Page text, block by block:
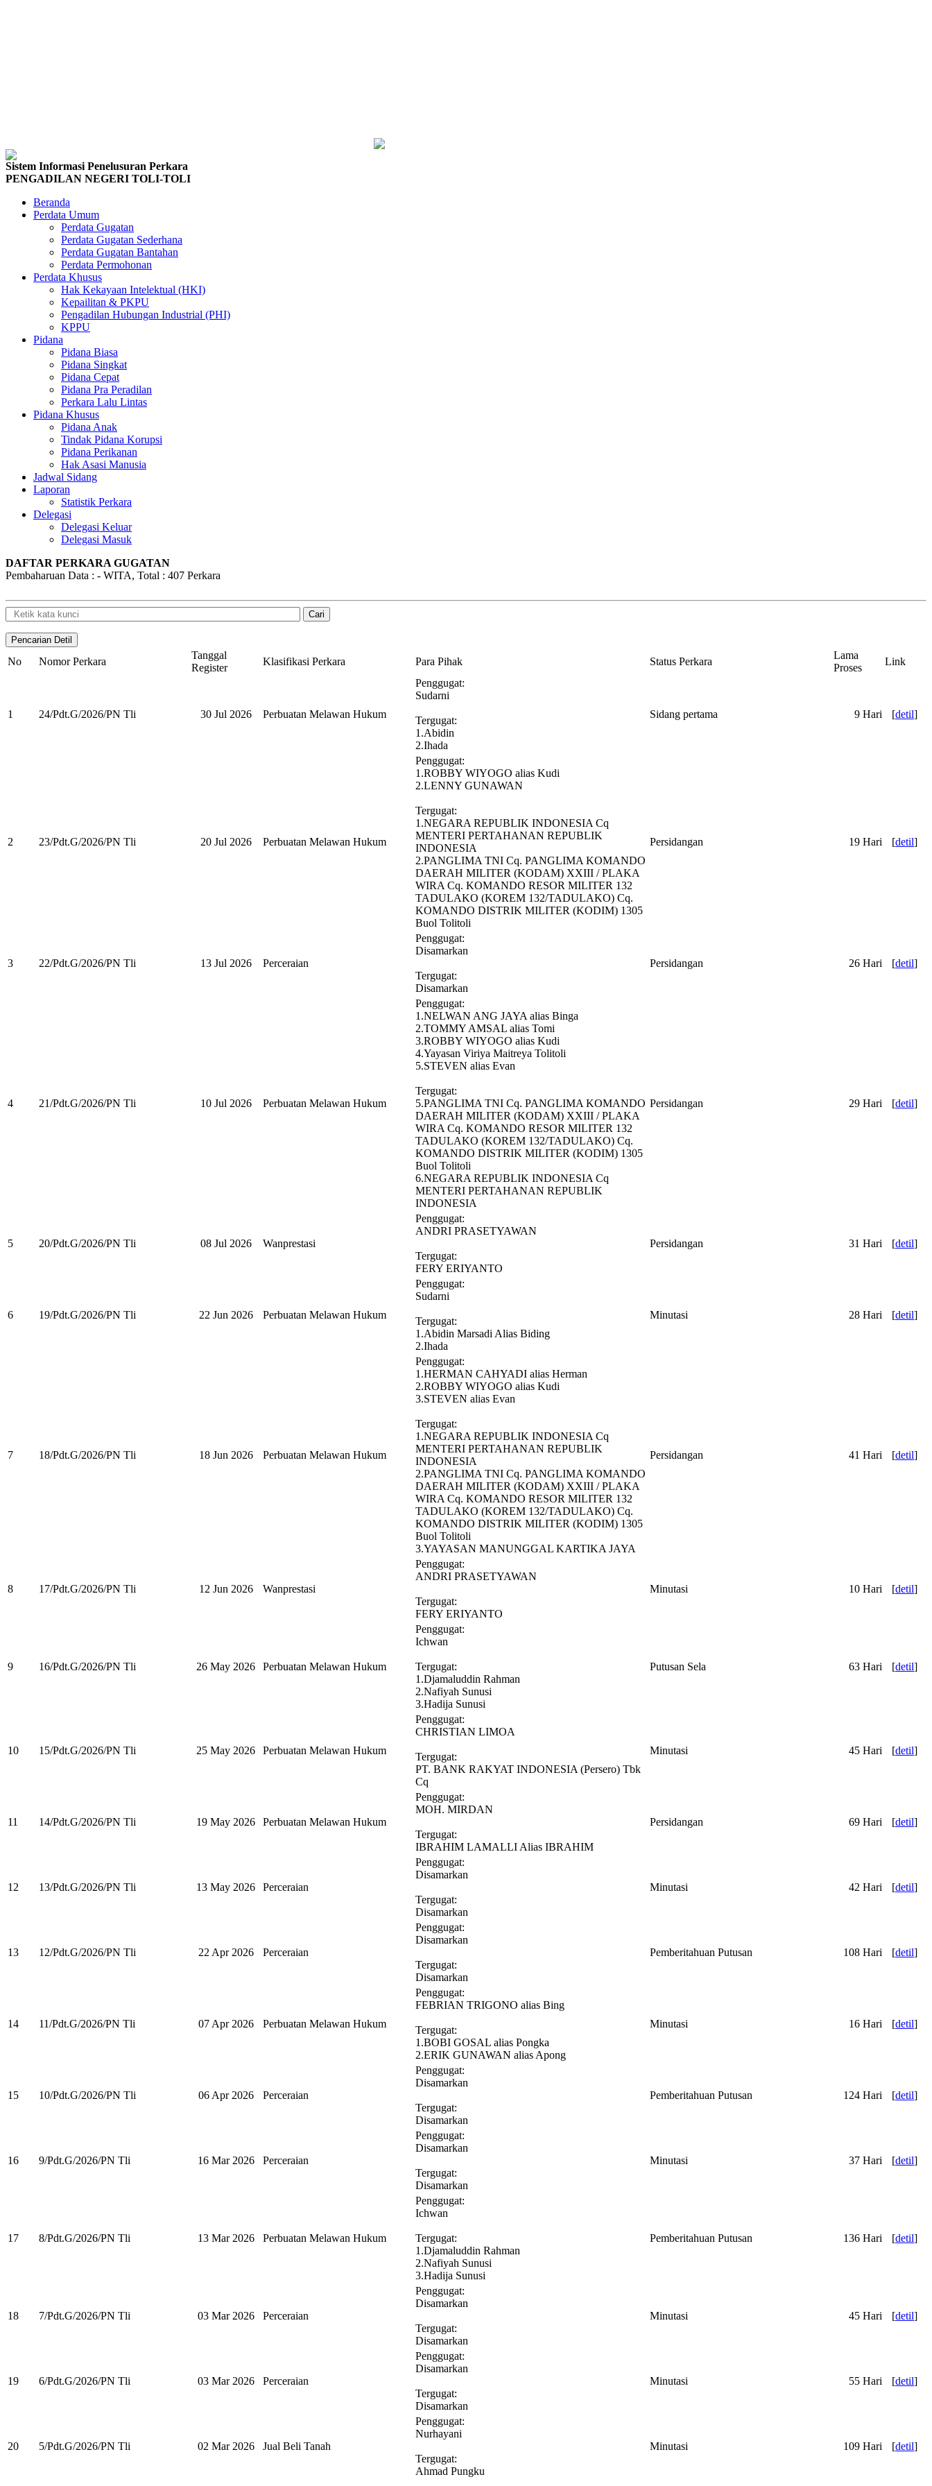
Sistem Informasi Penelusuran Perkara
PENGADILAN NEGERI TOLI-TOLI
Beranda
Perdata Umum
Perdata Gugatan
Perdata Gugatan Sederhana
Perdata Gugatan Bantahan
Perdata Permohonan
Perdata Khusus
Hak Kekayaan Intelektual (HKI)
Kepailitan & PKPU
Pengadilan Hubungan Industrial (PHI)
KPPU
Pidana
Pidana Biasa
Pidana Singkat
Pidana Cepat
Pidana Pra Peradilan
Perkara Lalu Lintas
Pidana Khusus
Pidana Anak
Tindak Pidana Korupsi
Pidana Perikanan
Hak Asasi Manusia
Jadwal Sidang
Laporan
Statistik Perkara
Delegasi
Delegasi Keluar
Delegasi Masuk
DAFTAR PERKARA GUGATAN
Pembaharuan Data : - WITA, Total : 407 Perkara
No Nomor Perkara
Tanggal
Register
Klasifikasi Perkara Para Pihak Status Perkara
Lama
Proses
Link
1 24/Pdt.G/2026/PN Tli 30 Jul 2026 Perbuatan Melawan Hukum
Penggugat:
Sudarni
Tergugat:
1.Abidin
2.Ihada
Sidang pertama 9 Hari [detil]
2 23/Pdt.G/2026/PN Tli 20 Jul 2026 Perbuatan Melawan Hukum
Penggugat:
1.ROBBY WIYOGO alias Kudi
2.LENNY GUNAWAN
Tergugat:
1.NEGARA REPUBLIK INDONESIA Cq
MENTERI PERTAHANAN REPUBLIK
INDONESIA
2.PANGLIMA TNI Cq. PANGLIMA KOMANDO
DAERAH MILITER (KODAM) XXIII / PLAKA
WIRA Cq. KOMANDO RESOR MILITER 132
TADULAKO (KOREM 132/TADULAKO) Cq.
KOMANDO DISTRIK MILITER (KODIM) 1305
Buol Tolitoli
Persidangan 19 Hari [detil]
3 22/Pdt.G/2026/PN Tli 13 Jul 2026 Perceraian
Penggugat:
Disamarkan
Tergugat:
Disamarkan
Persidangan 26 Hari [detil]
4 21/Pdt.G/2026/PN Tli 10 Jul 2026 Perbuatan Melawan Hukum
Penggugat:
1.NELWAN ANG JAYA alias Binga
2.TOMMY AMSAL alias Tomi
3.ROBBY WIYOGO alias Kudi
4.Yayasan Viriya Maitreya Tolitoli
5.STEVEN alias Evan
Tergugat:
5.PANGLIMA TNI Cq. PANGLIMA KOMANDO
DAERAH MILITER (KODAM) XXIII / PLAKA
WIRA Cq. KOMANDO RESOR MILITER 132
TADULAKO (KOREM 132/TADULAKO) Cq.
KOMANDO DISTRIK MILITER (KODIM) 1305
Buol Tolitoli
6.NEGARA REPUBLIK INDONESIA Cq
MENTERI PERTAHANAN REPUBLIK
INDONESIA
Persidangan 29 Hari [detil]
5 20/Pdt.G/2026/PN Tli 08 Jul 2026 Wanprestasi
Penggugat:
ANDRI PRASETYAWAN
Tergugat:
FERY ERIYANTO
Persidangan 31 Hari [detil]
6 19/Pdt.G/2026/PN Tli 22 Jun 2026 Perbuatan Melawan Hukum
Penggugat:
Sudarni
Tergugat:
1.Abidin Marsadi Alias Biding
2.Ihada
Minutasi 28 Hari [detil]
7 18/Pdt.G/2026/PN Tli 18 Jun 2026 Perbuatan Melawan Hukum
Penggugat:
1.HERMAN CAHYADI alias Herman
2.ROBBY WIYOGO alias Kudi
3.STEVEN alias Evan
Tergugat:
1.NEGARA REPUBLIK INDONESIA Cq
MENTERI PERTAHANAN REPUBLIK
INDONESIA
2.PANGLIMA TNI Cq. PANGLIMA KOMANDO
DAERAH MILITER (KODAM) XXIII / PLAKA
WIRA Cq. KOMANDO RESOR MILITER 132
TADULAKO (KOREM 132/TADULAKO) Cq.
KOMANDO DISTRIK MILITER (KODIM) 1305
Buol Tolitoli
3.YAYASAN MANUNGGAL KARTIKA JAYA
Persidangan 41 Hari [detil]
8 17/Pdt.G/2026/PN Tli 12 Jun 2026 Wanprestasi
Penggugat:
ANDRI PRASETYAWAN
Tergugat:
FERY ERIYANTO
Minutasi 10 Hari [detil]
9 16/Pdt.G/2026/PN Tli 26 May 2026 Perbuatan Melawan Hukum
Penggugat:
Ichwan
Tergugat:
1.Djamaluddin Rahman
2.Nafiyah Sunusi
3.Hadija Sunusi
Putusan Sela 63 Hari [detil]
10 15/Pdt.G/2026/PN Tli 25 May 2026 Perbuatan Melawan Hukum
Penggugat:
CHRISTIAN LIMOA
Tergugat:
PT. BANK RAKYAT INDONESIA (Persero) Tbk
Cq
Minutasi 45 Hari [detil]
11 14/Pdt.G/2026/PN Tli 19 May 2026 Perbuatan Melawan Hukum
Penggugat:
MOH. MIRDAN
Tergugat:
IBRAHIM LAMALLI Alias IBRAHIM
Persidangan 69 Hari [detil]
12 13/Pdt.G/2026/PN Tli 13 May 2026 Perceraian
Penggugat:
Disamarkan
Tergugat:
Disamarkan
Minutasi 42 Hari [detil]
13 12/Pdt.G/2026/PN Tli 22 Apr 2026 Perceraian
Penggugat:
Disamarkan
Tergugat:
Disamarkan
Pemberitahuan Putusan 108 Hari [detil]
14 11/Pdt.G/2026/PN Tli 07 Apr 2026 Perbuatan Melawan Hukum
Penggugat:
FEBRIAN TRIGONO alias Bing
Tergugat:
1.BOBI GOSAL alias Pongka
2.ERIK GUNAWAN alias Apong
Minutasi 16 Hari [detil]
15 10/Pdt.G/2026/PN Tli 06 Apr 2026 Perceraian
Penggugat:
Disamarkan
Tergugat:
Disamarkan
Pemberitahuan Putusan 124 Hari [detil]
16 9/Pdt.G/2026/PN Tli 16 Mar 2026 Perceraian
Penggugat:
Disamarkan
Tergugat:
Disamarkan
Minutasi 37 Hari [detil]
17 8/Pdt.G/2026/PN Tli 13 Mar 2026 Perbuatan Melawan Hukum
Penggugat:
Ichwan
Tergugat:
1.Djamaluddin Rahman
2.Nafiyah Sunusi
3.Hadija Sunusi
Pemberitahuan Putusan 136 Hari [detil]
18 7/Pdt.G/2026/PN Tli 03 Mar 2026 Perceraian
Penggugat:
Disamarkan
Tergugat:
Disamarkan
Minutasi 45 Hari [detil]
19 6/Pdt.G/2026/PN Tli 03 Mar 2026 Perceraian
Penggugat:
Disamarkan
Tergugat:
Disamarkan
Minutasi 55 Hari [detil]
20 5/Pdt.G/2026/PN Tli 02 Mar 2026 Jual Beli Tanah
Penggugat:
Nurhayani
Tergugat:
Ahmad Pungku
Minutasi 109 Hari [detil]